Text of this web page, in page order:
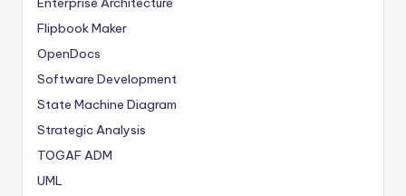
Flipbook Maker
OpenDocs
Software Development
State Machine Diagram
Strategic Analysis
TOGAF ADM
UML